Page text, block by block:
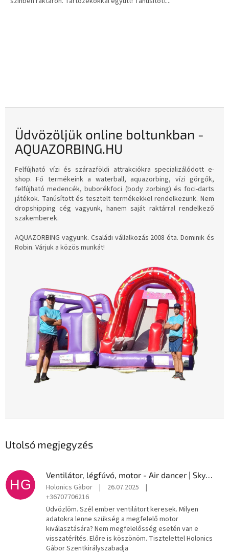
Üdvözöljük online boltunkban -
AQUAZORBING.HU
Felfújható vízi és szárazföldi attrakciókra specializálódott e-
shop. Fő termékeink a waterball, aquazorbing, vízi görgők,
felfújható medencék, buborékfoci (body zorbing) és foci-darts
játékok. Tanúsított és tesztelt termékekkel rendelkezünk. Nem
dropshipping cég vagyunk, hanem saját raktárral rendelkező
szakemberek.
AQUAZORBING vagyunk. Családi vállalkozás 2008 óta. Dominik és
Robin. Várjuk a közös munkát!
Utolsó megjegyzés
HG
Ventilátor, légfúvó, motor - Air dancer | Sky Dancer
Holonics Gàbor | 26.07.2025
|
+36707706216
Üdvözlöm. Szél ember ventilátort keresek. Milyen
adatokra lenne szükség a megfelelő motor
kiválasztására? Nem megfelelősség esetén van e
visszatérítés. Előre is köszönöm. Tisztelettel Holonics
Gàbor Szentkirályszabadja